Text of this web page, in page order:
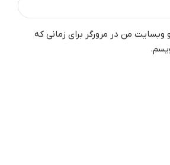
وبسایت من در مرورگر برای زمانی که